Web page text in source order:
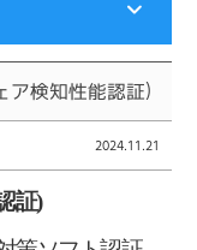
ア検知性能認証)
2024.11.21
証)